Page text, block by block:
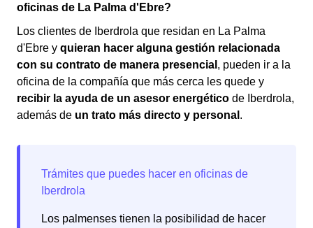
oficinas de La Palma d'Ebre?
Los clientes de Iberdrola que residan en La Palma
d'Ebre y quieran hacer alguna gestión relacionada
con su contrato de manera presencial , pueden ir a la
oficina de la compañía que más cerca les quede y
recibir la ayuda de un asesor energético de Iberdrola,
además de un trato más directo y personal .
Los palmenses tienen la posibilidad de hacer